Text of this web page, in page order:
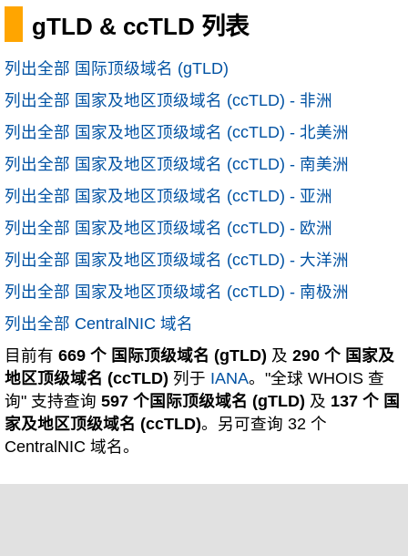
gTLD & ccTLD 列表
列出全部 国际顶级域名 (gTLD)
列出全部 国家及地区顶级域名 (ccTLD) - 非洲
列出全部 国家及地区顶级域名 (ccTLD) - 北美洲
列出全部 国家及地区顶级域名 (ccTLD) - 南美洲
列出全部 国家及地区顶级域名 (ccTLD) - 亚洲
列出全部 国家及地区顶级域名 (ccTLD) - 欧洲
列出全部 国家及地区顶级域名 (ccTLD) - 大洋洲
列出全部 国家及地区顶级域名 (ccTLD) - 南极洲
列出全部 CentralNIC 域名
目前有 669 个 国际顶级域名 (gTLD) 及 290 个 国家及
地区顶级域名 (ccTLD) 列于 IANA。"全球 WHOIS 查
询" 支持查询 597 个国际顶级域名 (gTLD) 及 137 个 国
家及地区顶级域名 (ccTLD)。另可查询 32 个
CentralNIC 域名。